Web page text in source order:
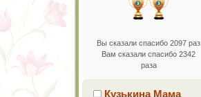
Вы сказали спасибо 2097 раз
Вам сказали спасибо 2342
раза
Кузькина Мама